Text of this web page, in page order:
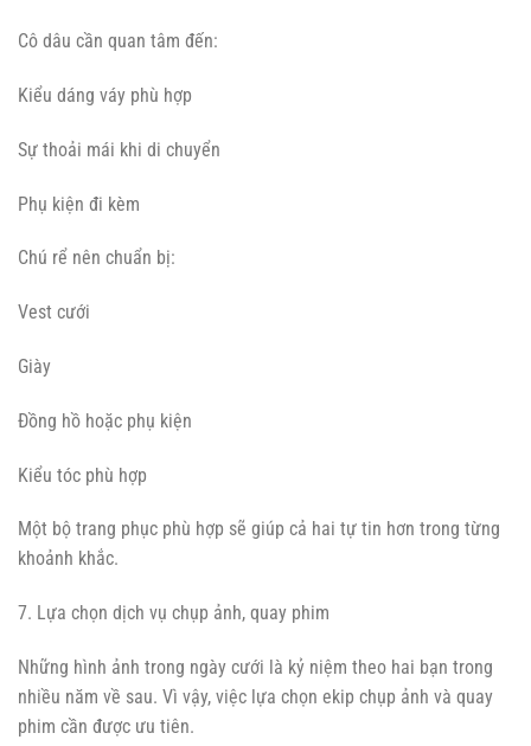
Cô dâu cần quan tâm đến:
Kiểu dáng váy phù hợp
Sự thoải mái khi di chuyển
Phụ kiện đi kèm
Chú rể nên chuẩn bị:
Vest cưới
Giày
Đồng hồ hoặc phụ kiện
Kiểu tóc phù hợp
Một bộ trang phục phù hợp sẽ giúp cả hai tự tin hơn trong từng
khoảnh khắc.
7. Lựa chọn dịch vụ chụp ảnh, quay phim
Những hình ảnh trong ngày cưới là kỷ niệm theo hai bạn trong
nhiều năm về sau. Vì vậy, việc lựa chọn ekip chụp ảnh và quay
phim cần được ưu tiên.